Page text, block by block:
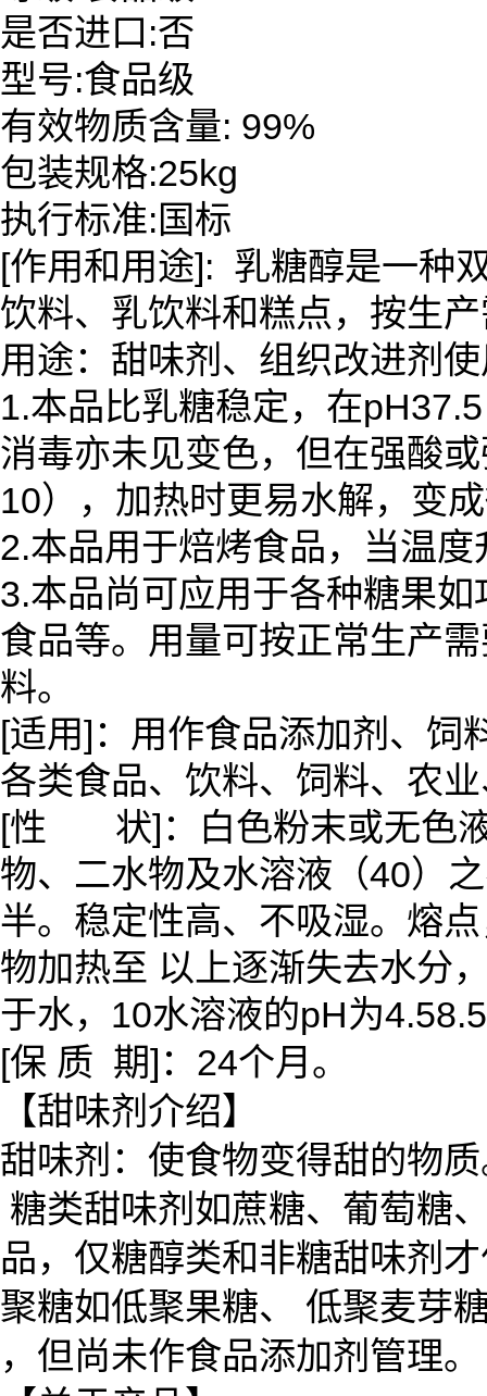
是否进口:否
型号:食品级
有效物质含量: 99%
包装规格:25kg
执行标准:国标
[作用和用途]: 乳糖醇是一种
饮料、乳饮料和糕点，按生
用途：甜味剂、组织改进剂
1.本品比乳糖稳定，在
消毒亦未见变色，但在强酸
10），加热时更易水解，变
2.本品用于焙烤食品，当温
3.本品尚可应用于各种糖果
食品等。用量可按正常生产
料。
[适用]：用作食品添加剂、饲
各类食品、饮料、饲料、农
[性 状]：白色粉末或无色液
物、二水物及水溶液（40）
半。稳定性高、不吸湿。熔
物加热至 以上逐渐失去水分
于水，10水溶液的pH为
[保 质 期]：24个月。
【甜味剂介绍】
甜味剂：使食物变得甜的物
糖类甜味剂如蔗糖、葡萄糖
品，仅糖醇类和非糖甜味剂
聚糖如低聚果糖、 低聚麦芽
，但尚未作食品添加剂管理。